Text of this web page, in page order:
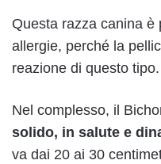
Questa razza canina è
allergie, perché la
reazione di questo tipo.
Nel complesso, il
solido, in salute e
va dai 20 ai 30